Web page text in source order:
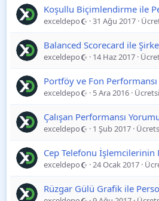
exceldepo 31 Ağu 2017
exceldepo 14 Haz 2017
Portföy ve Fon
exceldepo 5 Ara 2016
Çalışan Performansı
exceldepo 1 Şub 2017
exceldepo 24 Ocak 2017
Rüzgar Gülü Grafik ile